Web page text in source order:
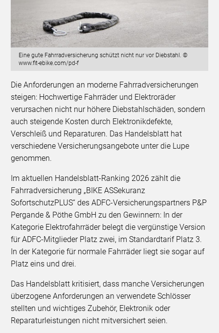
Eine gute Fahrradversicherung schützt nicht nur vor Diebstahl. ©
www.fit-ebike.com/pd-f
Die Anforderungen an moderne Fahrradversicherungen
steigen: Hochwertige Fahrräder und Elektroräder
verursachen nicht nur höhere Diebstahlschäden, sondern
auch steigende Kosten durch Elektronikdefekte,
Verschleiß und Reparaturen. Das Handelsblatt hat
verschiedene Versicherungsangebote unter die Lupe
genommen.
Im aktuellen Handelsblatt-Ranking 2026 zählt die
Fahrradversicherung „BIKE ASSekuranz
SofortschutzPLUS“ des ADFC-Versicherungspartners P&P
Pergande & Pöthe GmbH zu den Gewinnern: In der
Kategorie Elektrofahrräder belegt die vergünstige Version
für ADFC-Mitglieder Platz zwei, im Standardtarif Platz 3.
In der Kategorie für normale Fahrräder liegt sie sogar auf
Platz eins und drei.
Das Handelsblatt kritisiert, dass manche Versicherungen
überzogene Anforderungen an verwendete Schlösser
stellten und wichtiges Zubehör, Elektronik oder
Reparaturleistungen nicht mitversichert seien.